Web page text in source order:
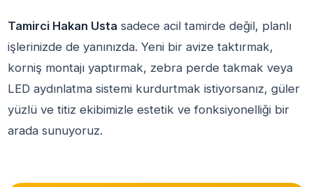
Tamirci Hakan Usta sadece acil tamirde değil, planlı
işlerinizde de yanınızda. Yeni bir avize taktırmak,
korniş montajı yaptırmak, zebra perde takmak veya
LED aydınlatma sistemi kurdurtmak istiyorsanız, güler
yüzlü ve titiz ekibimizle estetik ve fonksiyonelliği bir
arada sunuyoruz.